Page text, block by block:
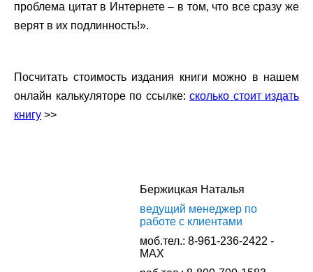
проблема цитат в Интернете – в том, что все сразу же
верят в их подлинность!».
Посчитать стоимость издания книги можно в нашем
онлайн калькуляторе по ссылке: сколько стоит издать
книгу >>
Бержицкая Наталья
ведущий менеджер по
работе с клиентами
моб.тел.: 8-961-236-2422 -
MAX